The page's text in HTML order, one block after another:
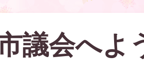
議会へよ